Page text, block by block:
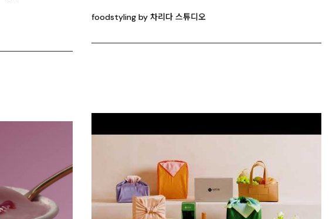
foodstyling by 차리다 스튜디오